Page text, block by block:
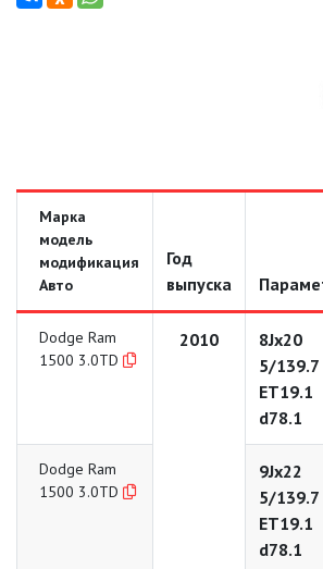
Марка
модель
модификация
Авто
Год
выпуска
Dodge Ram
1500 3.0TD
2010
8Jx20
5/139.7
ET19.1
d78.1
Dodge Ram
1500 3.0TD
9Jx22
5/139.7
ET19.1
d78.1